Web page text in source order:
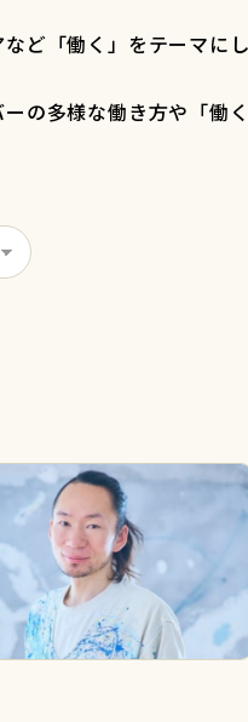
ど「働く」をテーマに
の多様な働き方や「働